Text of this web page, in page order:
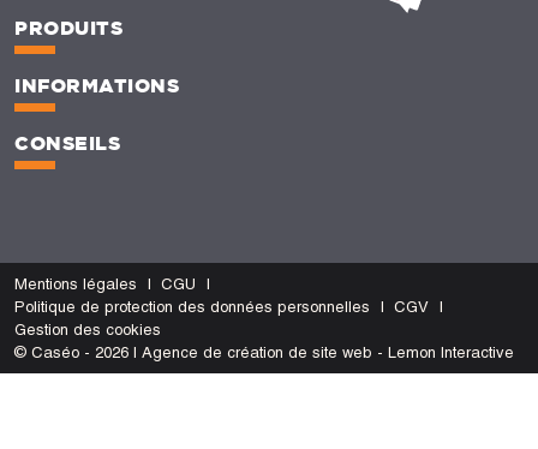
PRODUITS
INFORMATIONS
CONSEILS
Mentions légales
CGU
Politique de protection des données personnelles
CGV
Gestion des cookies
© Caséo - 2026 | Agence de création de site web - Lemon Interactive